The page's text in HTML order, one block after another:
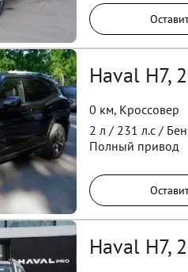
Haval H7,
0 км, Кроссовер
2 л / 231 л.с /
Полный привод
Haval H7,